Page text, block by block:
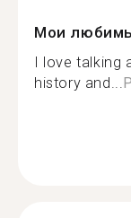
Мои
I love talking
history and...